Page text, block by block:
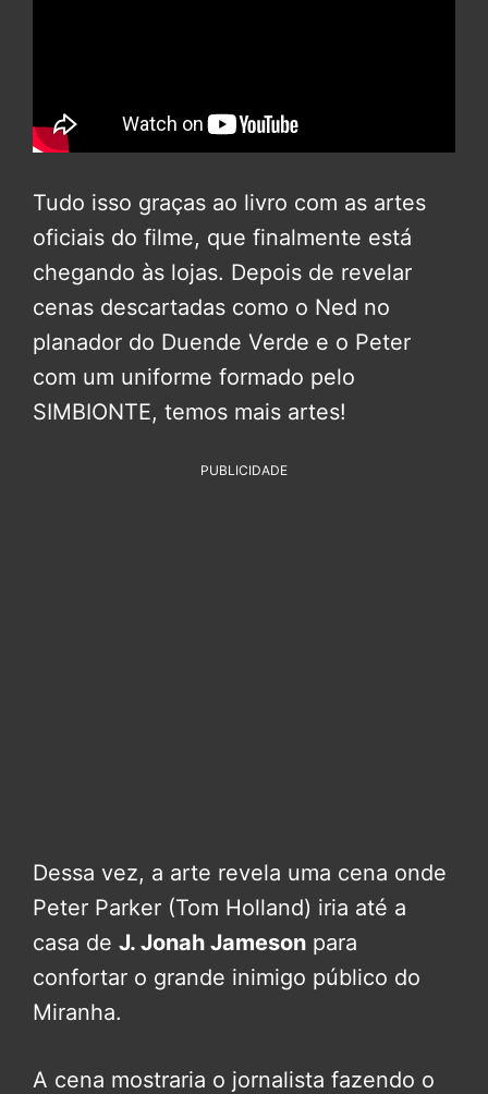
Tudo isso graças ao livro com as artes
oficiais do filme, que finalmente está
chegando às lojas. Depois de revelar
cenas descartadas como o Ned no
planador do Duende Verde e o Peter
com um uniforme formado pelo
SIMBIONTE, temos mais artes!
PUBLICIDADE
Dessa vez, a arte revela uma cena onde
Peter Parker (Tom Holland) iria até a
casa de J. Jonah Jameson para
confortar o grande inimigo público do
Miranha.
A cena mostraria o jornalista fazendo o